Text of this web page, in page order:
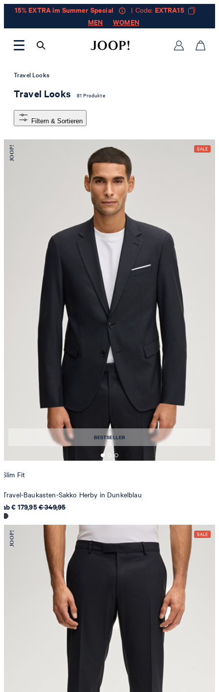
15% EXTRA im Summer Special | Code: EXTRA15
MEN
WOMEN
Travel Looks
Travel Looks 81 Produkte
Filtern & Sortieren
BESTSELLER
Slim Fit
Travel-Baukasten-Sakko Herby in Dunkelblau
ab € 179,95€ 349,95